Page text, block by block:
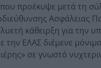
προέκυψε μετά τη
Ασφάλειας
κάθειρξη για την
την ΕΛΑΣ διέμενε
σε γνωστό